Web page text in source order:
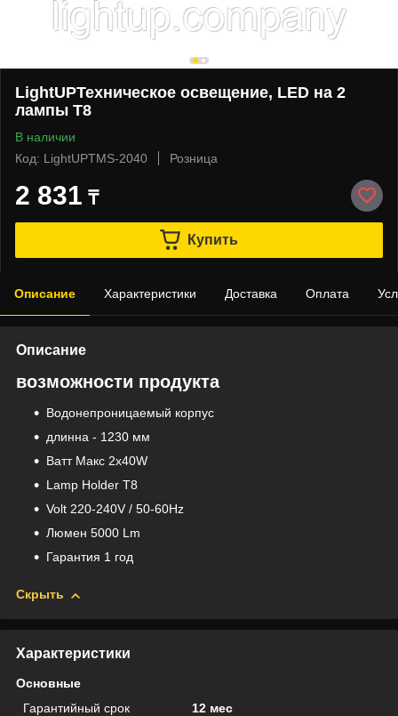
LightUPТехническое освещение, LED на 2
лампы Т8
В наличии
Код: LightUPTMS-2040
Розница
2 831 ₸
Купить
Описание Характеристики Доставка Оплата
Описание
возможности продукта
Водонепроницаемый корпус
длинна - 1230 мм
Bатт Макс 2x40W
Lamp Holder T8
Volt 220-240V / 50-60Hz
Люмен 5000 Lm
Гарантия 1 год
Скрыть
Характеристики
Основные
Гарантийный срок
12 мес